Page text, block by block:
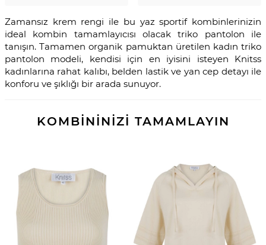
Zamansız krem rengi ile bu yaz sportif kombinlerinizin
ideal kombin tamamlayıcısı olacak triko pantolon ile
tanışın. Tamamen organik pamuktan üretilen kadın triko
pantolon modeli, kendisi için en iyisini isteyen Knitss
kadınlarına rahat kalıbı, belden lastik ve yan cep detayı ile
konforu ve şıklığı bir arada sunuyor.
KOMBİNİNİZİ TAMAMLAYIN